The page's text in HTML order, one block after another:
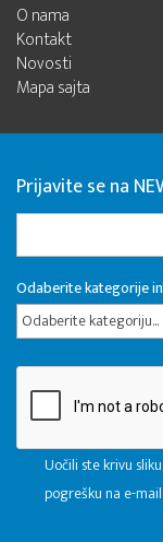
O nama
Kontakt
Novosti
Mapa sajta
Prijavite se na
Odaberite kategorije
Odaberite kategoriju...
Uočili ste krivu
pogrešku na e-